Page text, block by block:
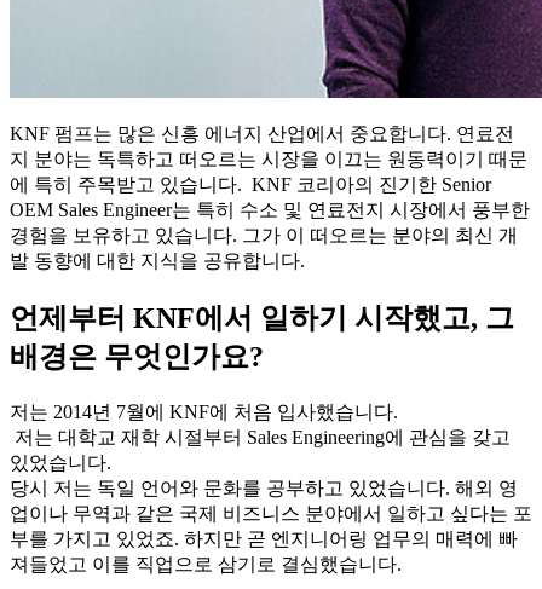
KNF 펌프는 많은 신흥 에너지 산업에서 중요합니다. 연료전
지 분야는 독특하고 떠오르는 시장을 이끄는 원동력이기 때문
에 특히 주목받고 있습니다. KNF 코리아의 진기한 Senior
OEM Sales Engineer는 특히 수소 및 연료전지 시장에서 풍부한
경험을 보유하고 있습니다. 그가 이 떠오르는 분야의 최신 개
발 동향에 대한 지식을 공유합니다.
언제부터 KNF에서 일하기 시작했고, 그
배경은 무엇인가요?
저는 2014년 7월에 KNF에 처음 입사했습니다.
저는 대학교 재학 시절부터 Sales Engineering에 관심을 갖고
있었습니다.
당시 저는 독일 언어와 문화를 공부하고 있었습니다. 해외 영
업이나 무역과 같은 국제 비즈니스 분야에서 일하고 싶다는 포
부를 가지고 있었죠. 하지만 곧 엔지니어링 업무의 매력에 빠
져들었고 이를 직업으로 삼기로 결심했습니다.